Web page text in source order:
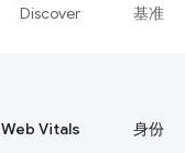
Discover 基准
Vitals 身份